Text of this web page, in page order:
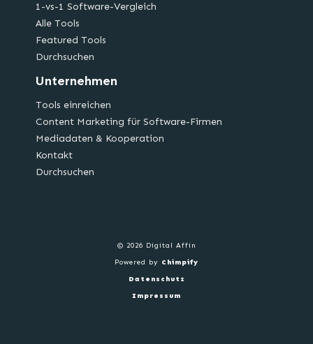
1-vs-1 Software-Vergleich
Alle Tools
Featured Tools
Durchsuchen
Unternehmen
Tools einreichen
Content Marketing für Software-Firmen
Mediadaten & Kooperation
Kontakt
Durchsuchen
© 2026 Digital Affin
Powered by Chimpify
Datenschutz
Impressum